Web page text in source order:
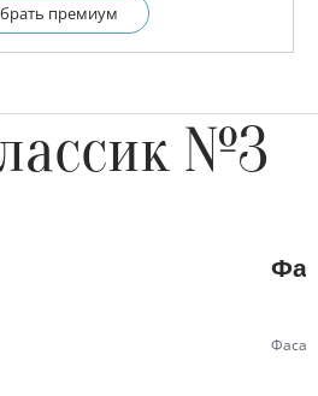
премиум
№3